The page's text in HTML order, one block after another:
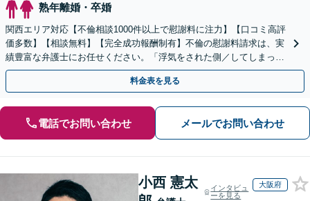
熟年離婚・卒婚
関西エリア対応【不倫相談1000件以上で慰謝料に注力】【口コミ高評
価多数】【相談無料】【完全成功報酬制有】不倫の慰謝料請求は、実
績豊富な弁護士にお任せください。「浮気をされた側／してしまった
側両方対応」人情派弁護士！
料金表を見る
電話でお問い合わせ メールでお問い合わせ
小西 憲太
インタビュ
ーを見る
大阪府